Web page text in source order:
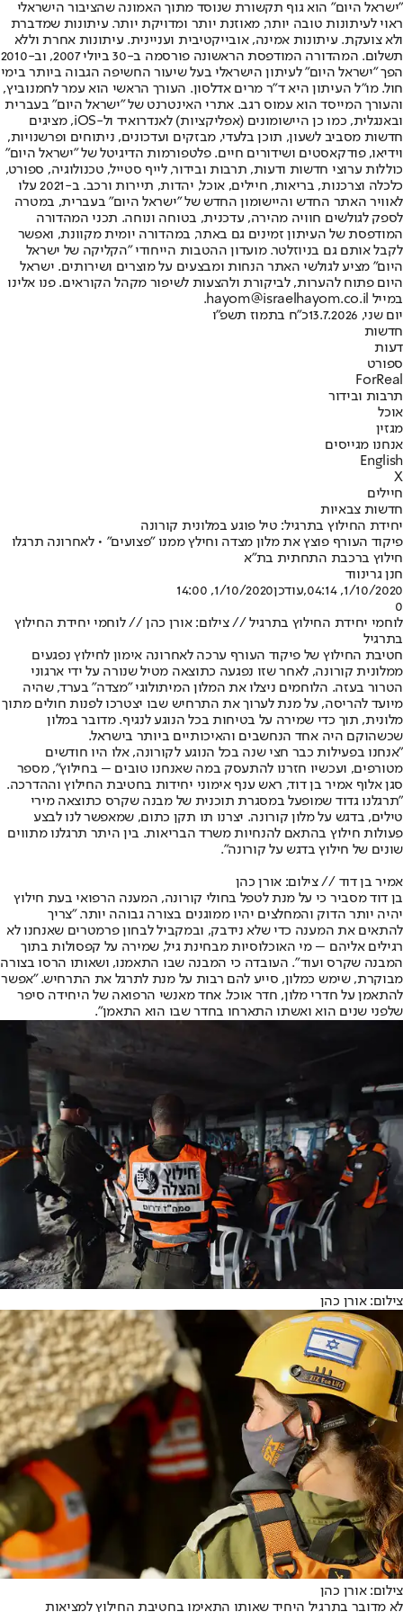
"ישראל היום" הוא גוף תקשורת שנוסד מתוך האמונה שהציבור הישראלי
ראוי לעיתונות טובה יותר, מאוזנת יותר ומדויקת יותר. עיתונות שמדברת
ולא צועקת. עיתונות אמינה, אובייקטיבית ועניינית. עיתונות אחרת וללא
תשלום. המהדורה המודפסת הראשונה פורסמה ב-30 ביולי 2007, וב-2010
הפך "ישראל היום" לעיתון הישראלי בעל שיעור החשיפה הגבוה ביותר בימי
חול. מו"ל העיתון היא ד"ר מרים אדלסון. העורך הראשי הוא עמר לחמנוביץ,
והעורך המייסד הוא עמוס רגב. אתרי האינטרנט של "ישראל היום" בעברית
ובאנגלית, כמו כן היישומונים (אפליקציות) לאנדרואיד ול-iOS, מציגים
חדשות מסביב לשעון, תוכן בלעדי, מבזקים ועדכונים, ניתוחים ופרשנויות,
וידיאו, פודקאסטים ושידורים חיים. פלטפורמות הדיגיטל של "ישראל היום"
כוללות ערוצי חדשות ודעות, תרבות ובידור, לייף סטייל, טכנולוגיה, ספורט,
כלכלה וצרכנות, בריאות, חיילים, אוכל, יהדות, תיירות ורכב. ב-2021 עלו
לאוויר האתר החדש והיישומון החדש של "ישראל היום" בעברית, במטרה
לספק לגולשים חוויה מהירה, עדכנית, בטוחה ונוחה. תכני המהדורה
המודפסת של העיתון זמינים גם באתר, במהדורה יומית מקוונת, ואפשר
לקבל אותם גם בניוזלטר. מועדון ההטבות הייחודי "הקליקה של ישראל
היום" מציע לגולשי האתר הנחות ומבצעים על מוצרים ושירותים. ישראל
היום פתוח להערות, לביקורת ולהצעות לשיפור מקהל הקוראים. פנו אלינו
במייל hayom@israelhayom.co.il.
יום שני, 13.7.2026
כ"ח בתמוז תשפ"ו
חדשות
דעות
ספורט
ForReal
תרבות ובידור
אוכל
מגזין
אנחנו מגייסים
English
X
חיילים
חדשות צבאיות
יחידת החילוץ בתרגיל: טיל פוגע במלונית קורונה
פיקוד העורף פוצץ את מלון מצדה וחילץ ממנו "פצועים" • לאחרונה תרגלו
חילוץ ברכבת התחתית בת"א
חנן גרינווד
1/10/2020, 04:14
,עודכן1/10/2020, 14:00
0
לוחמי יחידת החילוץ בתרגיל // צילום: אורן כהן // לוחמי יחידת החילוץ
בתרגיל
חטיבת החילוץ של פיקוד העורף ערכה לאחרונה אימון לחילוץ נפגעים
ממלונית קורונה, לאחר שזו נפגעה כתוצאה מטיל שנורה על ידי ארגוני
הטרור בעזה. הלוחמים ניצלו את המלון המיתולוגי "מצדה" בערד, שהיה
מיועד להריסה, על מנת לערוך את התרחיש שבו יצטרכו לפנות חולים מתוך
מלונית, תוך כדי שמירה על בטיחות בכל הנוגע לנגיף. מדובר במלון
שכשהוקם היה אחד הנחשבים והאיכותיים ביותר בישראל.
"אנחנו בפעילות כבר חצי שנה בכל הנוגע לקורונה, אלו היו חודשים
מטורפים, ועכשיו חזרנו להתעסק במה שאנחנו טובים – בחילוץ", מספר
סגן אלוף אמיר בן דוד, ראש ענף אימוני יחידות בחטיבת החילוץ וההדרכה.
"תרגלנו גדוד שמופעל במסגרת תוכנית של מבנה שקרס כתוצאה מירי
טילים, בדגש על מלון קורונה. יצרנו תו תקן כתום, שמאפשר לנו לבצע
פעולות חילוץ בהתאם להנחיות משרד הבריאות. בין היתר תרגלנו מתווים
שונים של חילוץ בדגש על קורונה".
אמיר בן דוד // צילום: אורן כהן
בן דוד מסביר כי על מנת לטפל בחולי קורונה, המענה הרפואי בעת חילוץ
יהיה יותר הדוק והמחלצים יהיו ממוגנים בצורה גבוהה יותר. "צריך
להתאים את המענה כדי שלא נידבק, ובמקביל לבחון פרמטרים שאנחנו לא
רגילים אליהם – מי האוכלוסיות מבחינת גיל, שמירה על קפסולות בתוך
המבנה שקרס ועוד". העובדה כי המבנה שבו התאמנו, ושאותו הרסו בצורה
מבוקרת, שימש כמלון, סייע להם רבות על מנת לתרגל את התרחיש. "אפשר
להתאמן על חדרי מלון, חדר אוכל. אחד מאנשי הרפואה של היחידה סיפר
שלפני שנים הוא ואשתו התארחו בחדר שבו הוא התאמן".
צילום: אורן כהן
צילום: אורן כהן
לא מדובר בתרגיל היחיד שאותו התאימו בחטיבת החילוץ למציאות